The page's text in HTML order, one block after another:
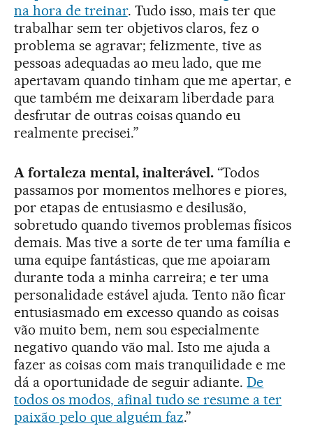
na hora de treinar. Tudo isso, mais ter que
trabalhar sem ter objetivos claros, fez o
problema se agravar; felizmente, tive as
pessoas adequadas ao meu lado, que me
apertavam quando tinham que me apertar, e
que também me deixaram liberdade para
desfrutar de outras coisas quando eu
realmente precisei.”
A fortaleza mental, inalterável.“Todos
passamos por momentos melhores e piores,
por etapas de entusiasmo e desilusão,
sobretudo quando tivemos problemas físicos
demais. Mas tive a sorte de ter uma família e
uma equipe fantásticas, que me apoiaram
durante toda a minha carreira; e ter uma
personalidade estável ajuda. Tento não ficar
entusiasmado em excesso quando as coisas
vão muito bem, nem sou especialmente
negativo quando vão mal. Isto me ajuda a
fazer as coisas com mais tranquilidade e me
dá a oportunidade de seguir adiante.De
todos os modos, afinal tudo se resume a ter
paixão pelo que alguém faz.”